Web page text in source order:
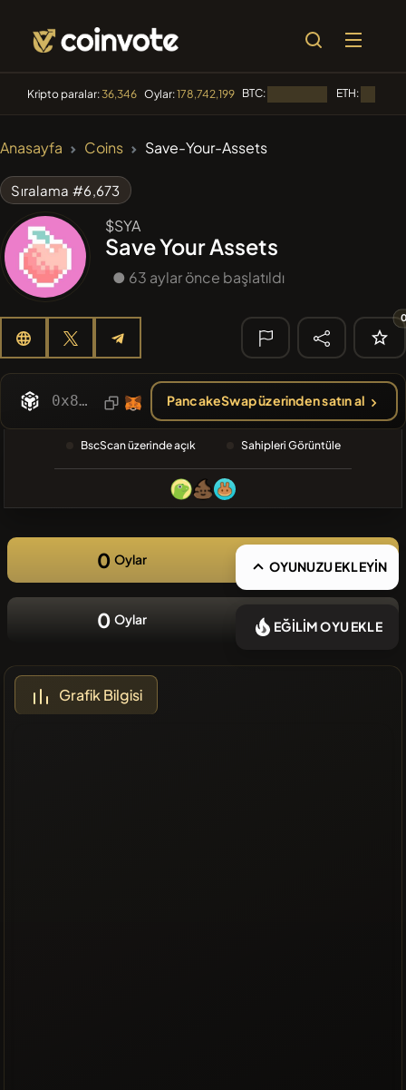
Kripto paralar:36,346 Oylar:178,742,199 BTC: ETH:
BullSync
#1569
LOVELY EGON LEGON
#1015
🔎 SON
ARAMA
❌Son
zamanlarda
eklenen
coin yok
Anasayfa Coins Save-Your-Assets
Sıralama #6,673
$SYA
Save Your Assets
● 63 aylar önce başlatıldı
0x83a86adf1a7c56e77d36d585b808052e0a2aad0e PancakeSwap üzerinden satın al
BscScan üzerinde açık Sahipleri Görüntüle
0 Oylar OYUNUZU EKLEYİN
0 Oylar EĞİLİM OYU EKLE
Grafik Bilgisi